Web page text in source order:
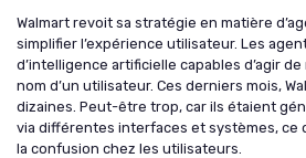
Walmart revoit sa stratégie en matière
simplifier l’expérience utilisateur. Les
d’intelligence artificielle capables d’agir
nom d’un utilisateur. Ces derniers mois,
dizaines. Peut-être trop, car ils étaient
via différentes interfaces et systèmes, ce
la confusion chez les utilisateurs.